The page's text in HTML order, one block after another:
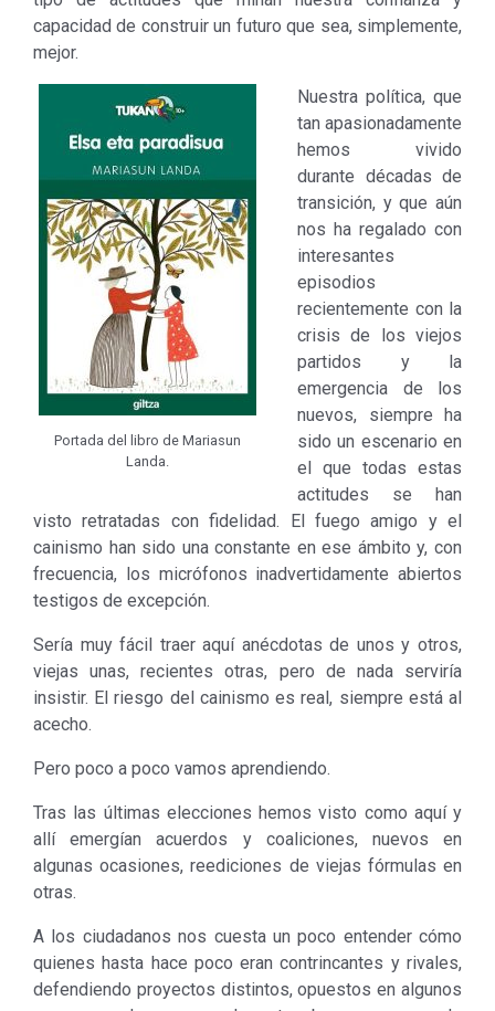
capacidad de construir un futuro que sea, simplemente,
mejor.
Portada del libro de Mariasun
Landa.
Nuestra política, que
tan apasionadamente
hemos vivido
durante décadas de
transición, y que aún
nos ha regalado con
interesantes
episodios
recientemente con la
crisis de los viejos
partidos y la
emergencia de los
nuevos, siempre ha
sido un escenario en
el que todas estas
actitudes se han
visto retratadas con fidelidad. El fuego amigo y el
cainismo han sido una constante en ese ámbito y, con
frecuencia, los micrófonos inadvertidamente abiertos
testigos de excepción.
Sería muy fácil traer aquí anécdotas de unos y otros,
viejas unas, recientes otras, pero de nada serviría
insistir. El riesgo del cainismo es real, siempre está al
acecho.
Pero poco a poco vamos aprendiendo.
Tras las últimas elecciones hemos visto como aquí y
allí emergían acuerdos y coaliciones, nuevos en
algunas ocasiones, reediciones de viejas fórmulas en
otras.
A los ciudadanos nos cuesta un poco entender cómo
quienes hasta hace poco eran contrincantes y rivales,
defendiendo proyectos distintos, opuestos en algunos